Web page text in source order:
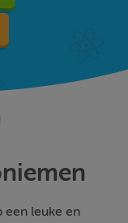
een leuke en